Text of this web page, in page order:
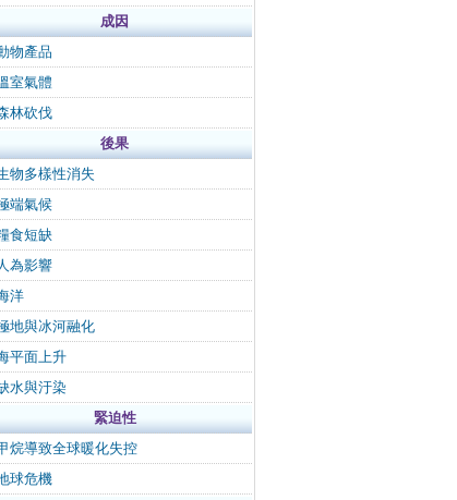
成因
物產品
室氣體
林砍伐
後果
物多樣性消失
端氣候
食短缺
為影響
洋
地與冰河融化
平面上升
水與汙染
緊迫性
烷導致全球暖化失控
球危機